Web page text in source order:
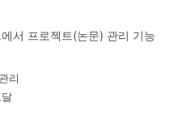
서 프로젝트(논문) 관리 기능
리